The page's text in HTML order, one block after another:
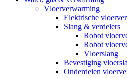
Vloerverwarming
Elektrische
Slang & verdelers
Robot
Robot
Vloerslang
Bevestiging
Onderdelen